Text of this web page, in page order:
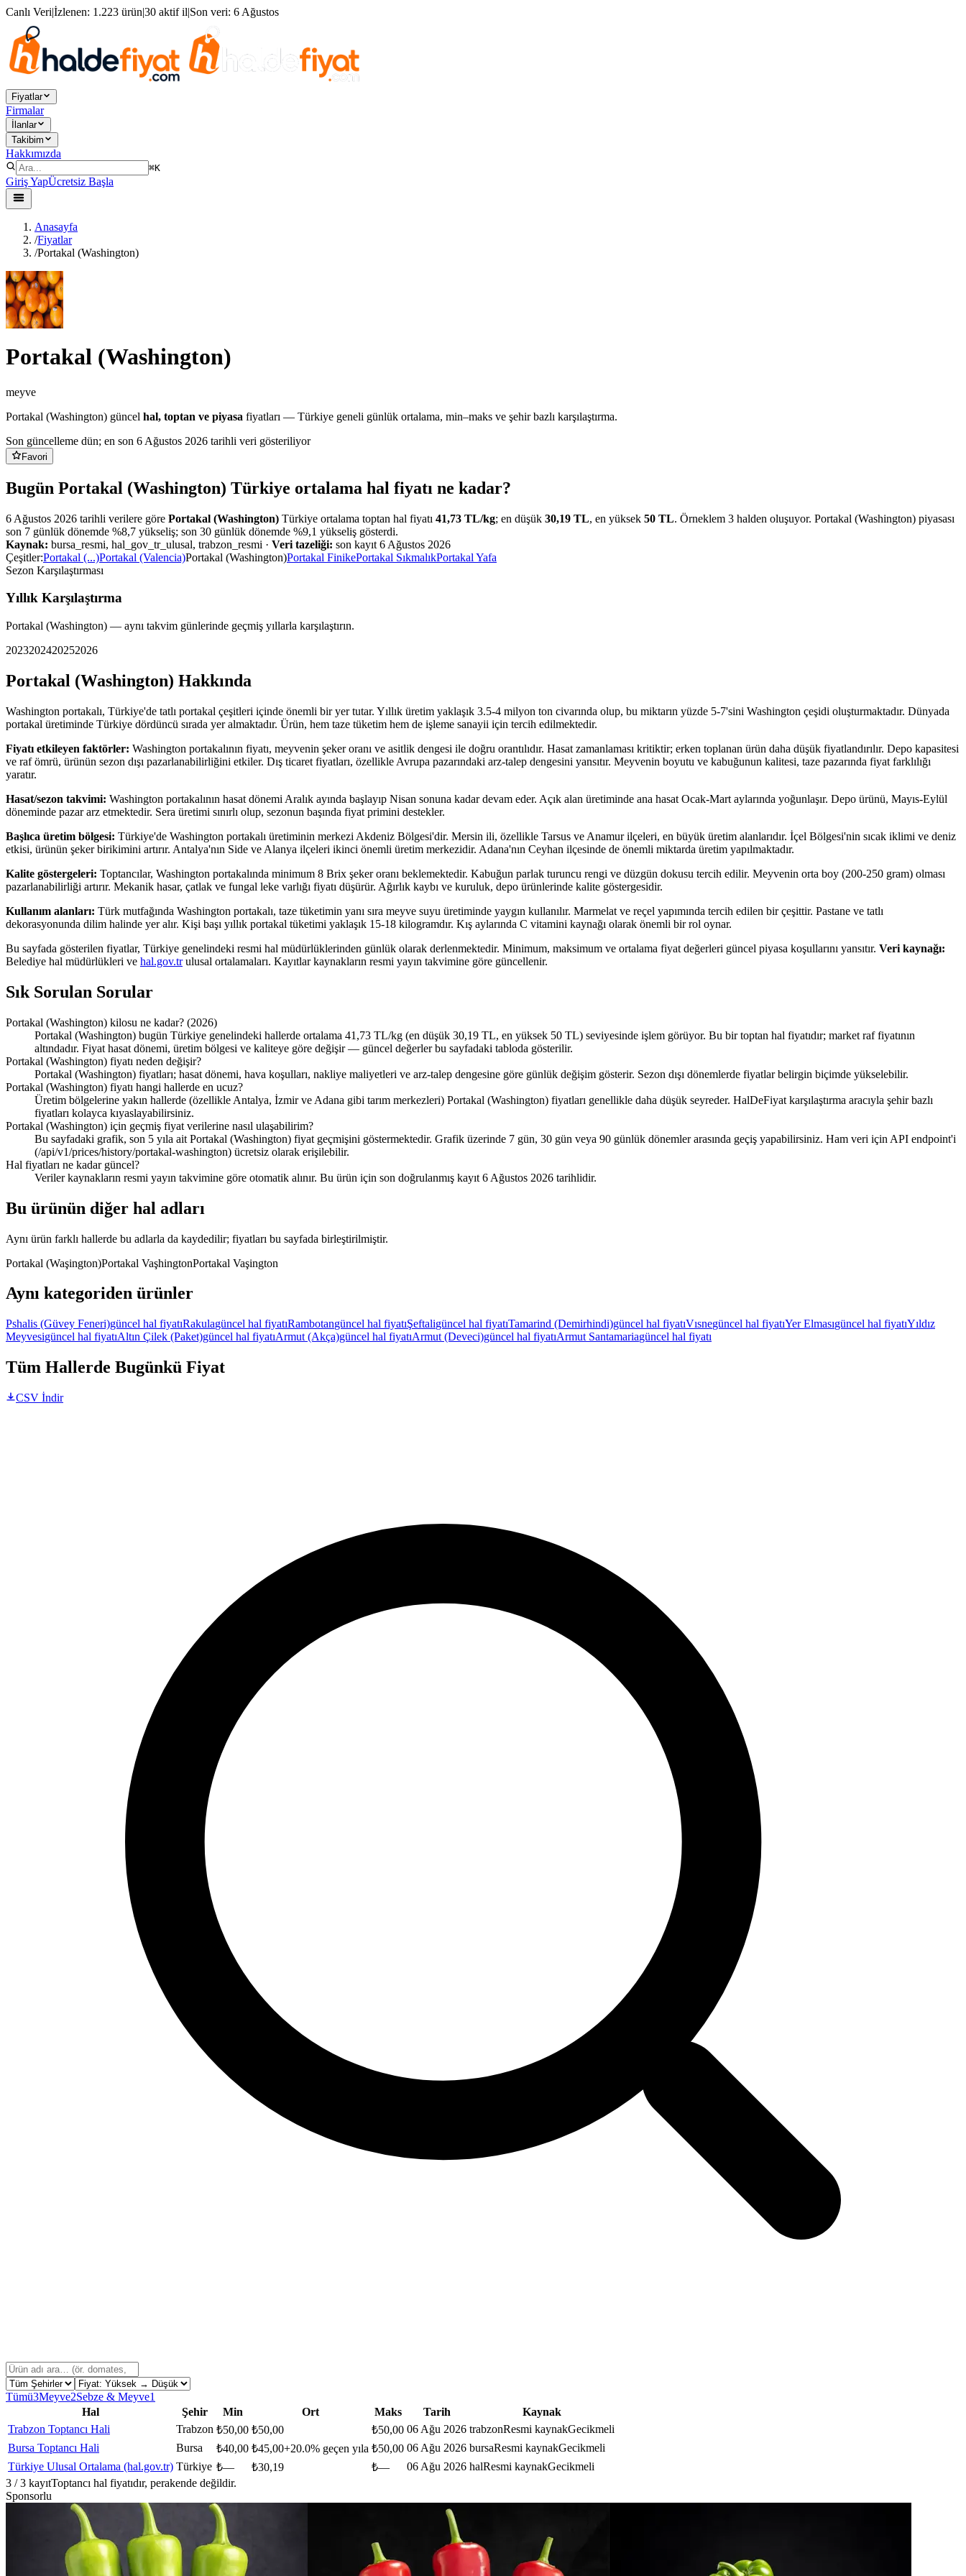
Canlı Veri|İzlenen: 1.223 ürün|30 aktif il|Son veri: 6 Ağustos
Fiyatlar
Firmalar
İlanlar
Takibim
Hakkımızda
⌘K
Giriş YapÜcretsiz Başla
Anasayfa
/Fiyatlar
/Portakal (Washington)
Portakal (Washington)
meyve
Portakal (Washington) güncel hal, toptan ve piyasa fiyatları — Türkiye geneli günlük ortalama, min–maks ve şehir bazlı karşılaştırma.
Son güncelleme dün; en son 6 Ağustos 2026 tarihli veri gösteriliyor
Favori
Bugün Portakal (Washington) Türkiye ortalama hal fiyatı ne kadar?
6 Ağustos 2026 tarihli verilere göre Portakal (Washington) Türkiye ortalama toptan hal fiyatı 41,73 TL/kg; en düşük 30,19 TL, en yüksek 50 TL. Örneklem 3 halden oluşuyor. Portakal (Washington) piyasası
son 7 günlük dönemde %8,7 yükseliş; son 30 günlük dönemde %9,1 yükseliş gösterdi.
Kaynak: bursa_resmi, hal_gov_tr_ulusal, trabzon_resmi · Veri tazeliği: son kayıt 6 Ağustos 2026
Çeşitler:Portakal (...)Portakal (Valencia)Portakal (Washington)Portakal FinikePortakal SıkmalıkPortakal Yafa
Sezon Karşılaştırması
Yıllık Karşılaştırma
Portakal (Washington) — aynı takvim günlerinde geçmiş yıllarla karşılaştırın.
2023202420252026
Portakal (Washington) Hakkında
Washington portakalı, Türkiye'de tatlı portakal çeşitleri içinde önemli bir yer tutar. Yıllık üretim yaklaşık 3.5-4 milyon ton civarında olup, bu miktarın yüzde 5-7'sini Washington çeşidi oluşturmaktadır. Dünyada
portakal üretiminde Türkiye dördüncü sırada yer almaktadır. Ürün, hem taze tüketim hem de işleme sanayii için tercih edilmektedir.
Fiyatı etkileyen faktörler: Washington portakalının fiyatı, meyvenin şeker oranı ve asitlik dengesi ile doğru orantılıdır. Hasat zamanlaması kritiktir; erken toplanan ürün daha düşük fiyatlandırılır. Depo kapasitesi
ve raf ömrü, ürünün sezon dışı pazarlanabilirliğini etkiler. Dış ticaret fiyatları, özellikle Avrupa pazarındaki arz-talep dengesini yansıtır. Meyvenin boyutu ve kabuğunun kalitesi, taze pazarında fiyat farklılığı
yaratır.
Hasat/sezon takvimi: Washington portakalının hasat dönemi Aralık ayında başlayıp Nisan sonuna kadar devam eder. Açık alan üretiminde ana hasat Ocak-Mart aylarında yoğunlaşır. Depo ürünü, Mayıs-Eylül
döneminde pazar arz etmektedir. Sera üretimi sınırlı olup, sezonun başında fiyat primini destekler.
Başlıca üretim bölgesi: Türkiye'de Washington portakalı üretiminin merkezi Akdeniz Bölgesi'dir. Mersin ili, özellikle Tarsus ve Anamur ilçeleri, en büyük üretim alanlarıdır. İçel Bölgesi'nin sıcak iklimi ve deniz
etkisi, ürünün şeker birikimini artırır. Antalya'nın Side ve Alanya ilçeleri ikinci önemli üretim merkezidir. Adana'nın Ceyhan ilçesinde de önemli miktarda üretim yapılmaktadır.
Kalite göstergeleri: Toptancılar, Washington portakalında minimum 8 Brix şeker oranı beklemektedir. Kabuğun parlak turuncu rengi ve düzgün dokusu tercih edilir. Meyvenin orta boy (200-250 gram) olması
pazarlanabilirliği artırır. Mekanik hasar, çatlak ve fungal leke varlığı fiyatı düşürür. Ağırlık kaybı ve kuruluk, depo ürünlerinde kalite göstergesidir.
Kullanım alanları: Türk mutfağında Washington portakalı, taze tüketimin yanı sıra meyve suyu üretiminde yaygın kullanılır. Marmelat ve reçel yapımında tercih edilen bir çeşittir. Pastane ve tatlı
dekorasyonunda dilim halinde yer alır. Kişi başı yıllık portakal tüketimi yaklaşık 15-18 kilogramdır. Kış aylarında C vitamini kaynağı olarak önemli bir rol oynar.
Bu sayfada gösterilen fiyatlar, Türkiye genelindeki resmi hal müdürlüklerinden günlük olarak derlenmektedir. Minimum, maksimum ve ortalama fiyat değerleri güncel piyasa koşullarını yansıtır. Veri kaynağı:
Belediye hal müdürlükleri ve hal.gov.tr ulusal ortalamaları. Kayıtlar kaynakların resmi yayın takvimine göre güncellenir.
Sık Sorulan Sorular
Portakal (Washington) kilosu ne kadar? (2026)
Portakal (Washington) bugün Türkiye genelindeki hallerde ortalama 41,73 TL/kg (en düşük 30,19 TL, en yüksek 50 TL) seviyesinde işlem görüyor. Bu bir toptan hal fiyatıdır; market raf fiyatının
altındadır. Fiyat hasat dönemi, üretim bölgesi ve kaliteye göre değişir — güncel değerler bu sayfadaki tabloda gösterilir.
Portakal (Washington) fiyatı neden değişir?
Portakal (Washington) fiyatları; hasat dönemi, hava koşulları, nakliye maliyetleri ve arz-talep dengesine göre günlük değişim gösterir. Sezon dışı dönemlerde fiyatlar belirgin biçimde yükselebilir.
Portakal (Washington) fiyatı hangi hallerde en ucuz?
Üretim bölgelerine yakın hallerde (özellikle Antalya, İzmir ve Adana gibi tarım merkezleri) Portakal (Washington) fiyatları genellikle daha düşük seyreder. HalDeFiyat karşılaştırma aracıyla şehir bazlı
fiyatları kolayca kıyaslayabilirsiniz.
Portakal (Washington) için geçmiş fiyat verilerine nasıl ulaşabilirim?
Bu sayfadaki grafik, son 5 yıla ait Portakal (Washington) fiyat geçmişini göstermektedir. Grafik üzerinde 7 gün, 30 gün veya 90 günlük dönemler arasında geçiş yapabilirsiniz. Ham veri için API endpoint'i
(/api/v1/prices/history/portakal-washington) ücretsiz olarak erişilebilir.
Hal fiyatları ne kadar güncel?
Veriler kaynakların resmi yayın takvimine göre otomatik alınır. Bu ürün için son doğrulanmış kayıt 6 Ağustos 2026 tarihlidir.
Bu ürünün diğer hal adları
Aynı ürün farklı hallerde bu adlarla da kaydedilir; fiyatları bu sayfada birleştirilmiştir.
Portakal (Waşington)Portakal VaşhingtonPortakal Vaşington
Aynı kategoriden ürünler
Pshalis (Güvey Feneri)güncel hal fiyatıRakulagüncel hal fiyatıRambotangüncel hal fiyatıŞeftaligüncel hal fiyatıTamarind (Demirhindi)güncel hal fiyatıVısnegüncel hal fiyatıYer Elmasıgüncel hal fiyatıYıldız
Meyvesigüncel hal fiyatıAltın Çilek (Paket)güncel hal fiyatıArmut (Akça)güncel hal fiyatıArmut (Deveci)güncel hal fiyatıArmut Santamariagüncel hal fiyatı
Tüm Hallerde Bugünkü Fiyat
CSV İndir
Tümü3Meyve2Sebze & Meyve1
Hal
Şehir Min Ort Maks Tarih
Kaynak
Trabzon Toptancı Hali
Trabzon ₺50,00 ₺50,00 ₺50,00 06 Ağu 2026 trabzonResmi kaynakGecikmeli
Bursa Toptancı Hali
Bursa ₺40,00 ₺45,00+20.0% geçen yıla ₺50,00 06 Ağu 2026 bursaResmi kaynakGecikmeli
Türkiye Ulusal Ortalama (hal.gov.tr) Türkiye ₺— ₺30,19 ₺— 06 Ağu 2026 halResmi kaynakGecikmeli
3 /3 kayıtToptancı hal fiyatıdır, perakende değildir.
Sponsorlu